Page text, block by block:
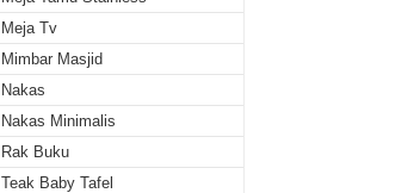
Meja Tv
Mimbar Masjid
Nakas
Nakas Minimalis
Rak Buku
Teak Baby Tafel